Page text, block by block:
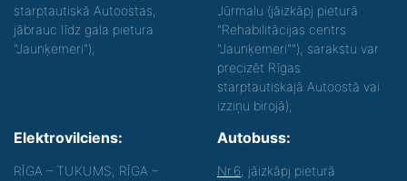
starptautiskā Autoostas,
jābrauc līdz gala pietura
"Jaunķemeri");
Jūrmalu (jāizkāpj pieturā
"Rehabilitācijas centrs
"Jaunķemeri""), sarakstu var
precizēt Rīgas
starptautiskajā Autoostā vai
izziņu birojā);
Elektrovilciens:
RĪGA – TUKUMS, RĪGA –
Autobuss:
Nr.6 , jāizkāpj pieturā